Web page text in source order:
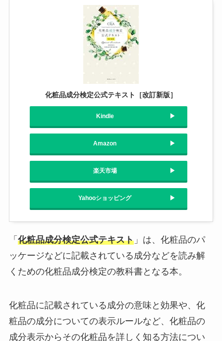
化粧品成分検定公式テキスト［改訂新版］
Kindle
Amazon
楽天市場
Yahooショッピング
「 化粧品成分検定公式テキスト」は、化粧品のパ
ッケージなどに記載されている成分などを読み解
くための化粧品成分検定の教科書となる本。
化粧品に記載されている成分の意味と効果や、化
粧品の成分についての表示ルールなど、化粧品の
成分表示からその化粧品を詳しく知る方法につい